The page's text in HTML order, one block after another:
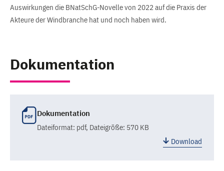
Auswirkungen die BNatSchG-Novelle von 2022 auf die Praxis der
Akteure der Windbranche hat und noch haben wird.
Dokumentation
Dokumentation
Dateiformat: pdf, Dateigröße: 570 KB
Download